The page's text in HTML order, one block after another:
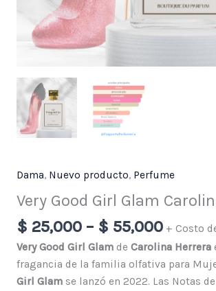
Dama, Nuevo producto, Perfume
Very Good Girl Glam
$ 25,000 – $ 55,000 + Costo
Very Good Girl Glamde Carolina Herrera
fragancia de la familia olfativa para
Girl Glamse lanzó en 2022. Las Notas